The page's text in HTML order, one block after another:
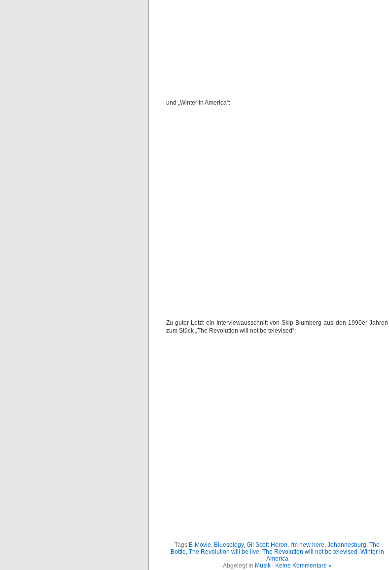
und „Winter in America“:
Zu guter Letzt ein Interviewausschnitt von Skip Blumberg aus den 1990er Jahren
zum Stück „The Revolution will not be televised“:
Tags:B-Movie, Bluesology, Gil Scott-Heron, I'm new here, Johannesburg, The
Bottle, The Revolution will be live, The Revolution will not be televised , Winter in
America
Abgelegt in Musik| Keine Kommentare »